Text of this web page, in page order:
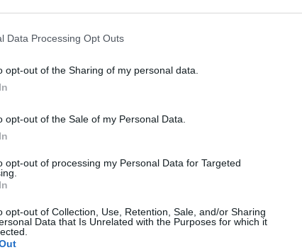
Data Processing Opt Outs
opt-out of the Sharing of my personal data.
opt-out of the Sale of my Personal Data.
opt-out of processing my Personal Data for Targeted
opt-out of Collection, Use, Retention, Sale, and/or Sharing
Data that Is Unrelated with the Purposes for which it
tasoitti lukemat 2-2:een. Leverkusen kuitenkin
loppulukemiksi 2-3.
on Bayern München, joka on kerryttänyt 26
vastustajalle: